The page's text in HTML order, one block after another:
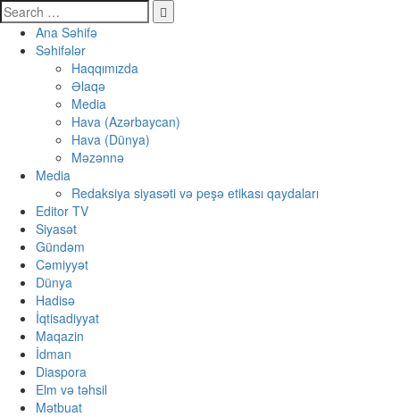
Ana Səhifə
Səhifələr
Haqqımızda
Əlaqə
Media
Hava (Azərbaycan)
Hava (Dünya)
Məzənnə
Media
Redaksiya siyasəti və peşə etikası qaydaları
Editor TV
Siyasət
Gündəm
Cəmiyyət
Dünya
Hadisə
İqtisadiyyat
Maqazin
İdman
Diaspora
Elm və təhsil
Mətbuat